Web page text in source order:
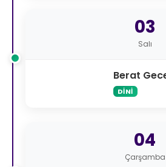
03
Salı
Berat
DINI
04
Çarşamba